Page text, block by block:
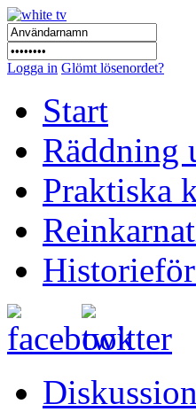
Logga in Glömt lösenordet?
Start
Räddning
Praktiska